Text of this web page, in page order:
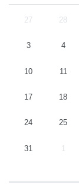
27 28
3 4
10 11
17 18
24 25
31 1